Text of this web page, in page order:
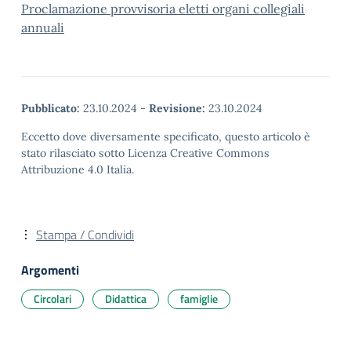
Proclamazione provvisoria eletti organi collegiali
annuali
Pubblicato: 23.10.2024 - Revisione: 23.10.2024
Eccetto dove diversamente specificato, questo articolo è
stato rilasciato sotto Licenza Creative Commons
Attribuzione 4.0 Italia.
Stampa / Condividi
Argomenti
Circolari Didattica famiglie